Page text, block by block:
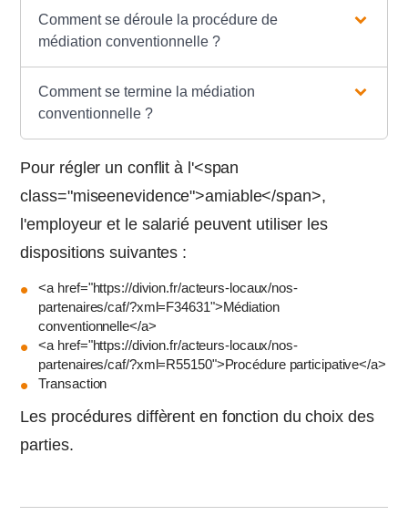
Comment se déroule la procédure de
médiation conventionnelle ?
Comment se termine la médiation
conventionnelle ?
Pour régler un conflit à l'<span
class="miseenevidence">amiable</span>,
l'employeur et le salarié peuvent utiliser les
dispositions suivantes :
<a href="https://divion.fr/acteurs-locaux/nos-
partenaires/caf/?xml=F34631">Médiation
conventionnelle</a>
<a href="https://divion.fr/acteurs-locaux/nos-
partenaires/caf/?xml=R55150">Procédure participative</a>
Transaction
Les procédures diffèrent en fonction du choix des
parties.